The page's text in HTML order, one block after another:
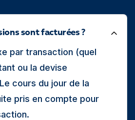
sont facturées ?
par transaction (quel
ou la devise
cours du jour de la
pris en compte pour